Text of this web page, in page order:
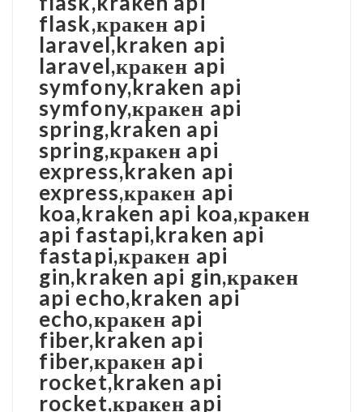
flask,кракен api
laravel,kraken api
laravel,кракен api
symfony,kraken api
symfony,кракен api
spring,kraken api
spring,кракен api
express,kraken api
express,кракен api
koa,kraken api koa,кракен
api fastapi,kraken api
fastapi,кракен api
gin,kraken api gin,кракен
api echo,kraken api
echo,кракен api
fiber,kraken api
fiber,кракен api
rocket,kraken api
rocket,кракен api